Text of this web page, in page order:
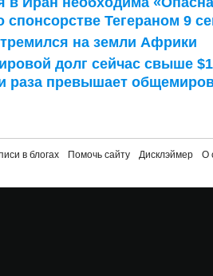
спонсорстве Тегераном 9
на земли Африки
долг сейчас свыше
раза превышает
в блогах Помочь сайту Дисклэймер О